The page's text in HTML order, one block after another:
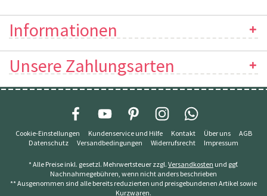
Informationen
Unsere Zahlungsarten
Cookie-Einstellungen Kundenservice und Hilfe Kontakt Über uns
AGB
Datenschutz
Versandbedingungen Widerrufsrecht Impressum
* Alle Preise inkl. gesetzl. Mehrwertsteuer zzgl. Versandkosten und ggf.
Nachnahmegebühren, wenn nicht anders beschrieben
** Ausgenommen sind alle bereits reduzierten und preisgebundenen Artikel sowie
Kurzwaren.